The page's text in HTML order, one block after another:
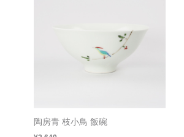
陶房青 枝小鳥 飯碗